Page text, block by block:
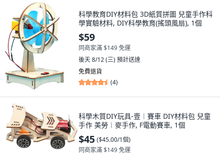
科學教育DIY材料包 3D紙質拼圖 兒童手作科
學實驗材料, DIY科學教育(搖頭風扇), 1個
$59
同商家滿 $149 免運
後天 8/12 (三) 預計送達
免費退貨
(4)
科學木質DIY玩具-壹︱賽車 DIY材料包 兒童
手作 美勞︱麥手作, F電動賽車, 1個
$45 ($45.00/1個)
同商家滿 $149 免運